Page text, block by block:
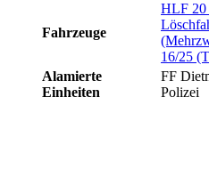
Fahrzeuge
HLF 20
16/25
Alamierte
Einheiten
FF
Polizei